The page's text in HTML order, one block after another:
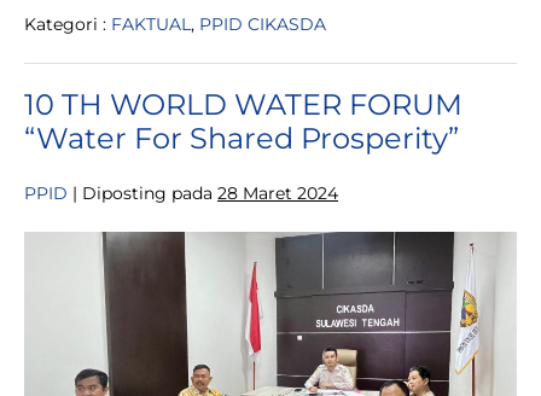
PENARIKAN
TEMATIK
ANGKATAN
107
DARI
PRIODE
Kategori : FAKTUAL, PPID CIKASDA
10 TH WORLD WATER FORUM
“Water For Shared Prosperity”
PPID | Diposting pada 28 Maret 2024
FORUM